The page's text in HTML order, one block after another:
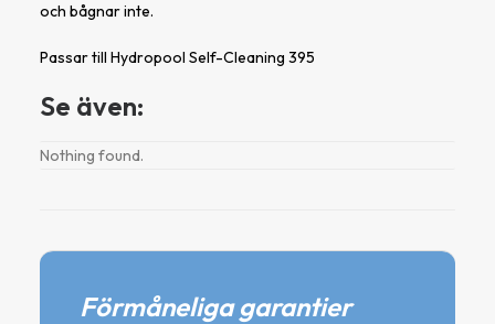
och bågnar inte.
Passar till Hydropool Self-Cleaning 395
Se även:
Nothing found.
Förmåneliga garantier